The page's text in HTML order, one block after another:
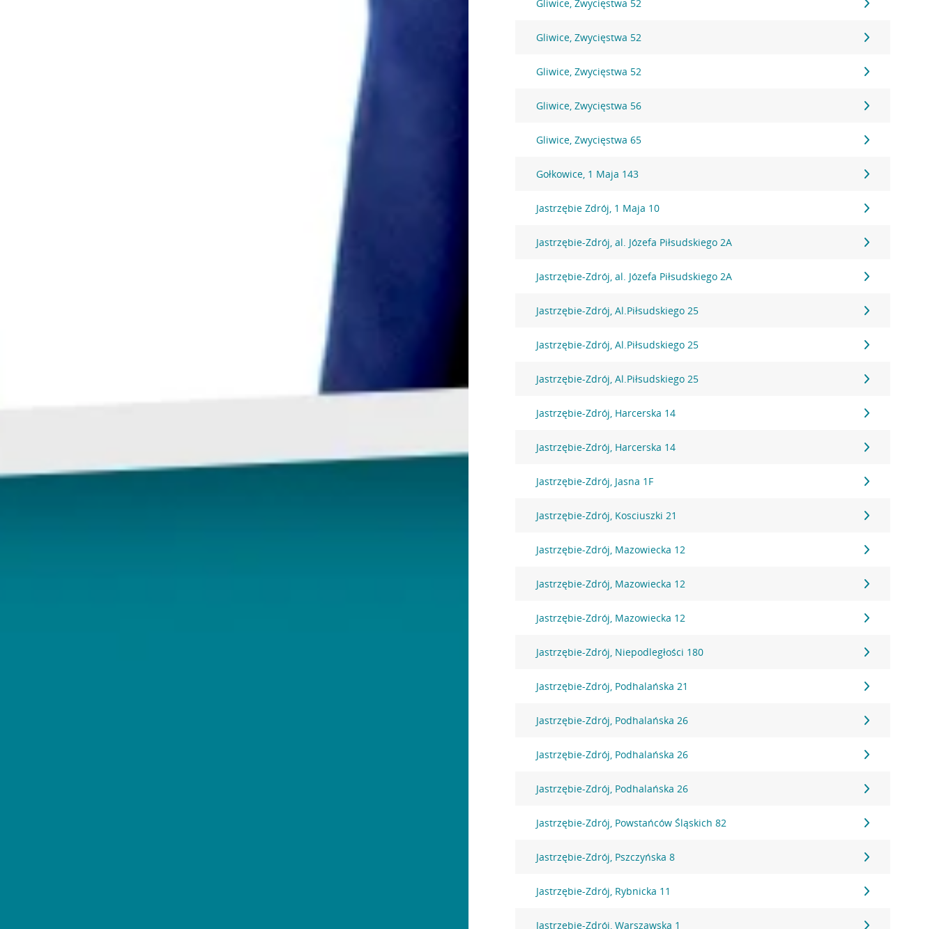
Gliwice, Zwycięstwa 52
Gliwice, Zwycięstwa 52
Gliwice, Zwycięstwa 52
Gliwice, Zwycięstwa 56
Gliwice, Zwycięstwa 65
Gołkowice, 1 Maja 143
Jastrzębie Zdrój, 1 Maja 10
Jastrzębie-Zdrój, al. Józefa Piłsudskiego 2A
Jastrzębie-Zdrój, al. Józefa Piłsudskiego 2A
Jastrzębie-Zdrój, Al.Piłsudskiego 25
Jastrzębie-Zdrój, Al.Piłsudskiego 25
Jastrzębie-Zdrój, Al.Piłsudskiego 25
Jastrzębie-Zdrój, Harcerska 14
Jastrzębie-Zdrój, Harcerska 14
Jastrzębie-Zdrój, Jasna 1F
Jastrzębie-Zdrój, Kosciuszki 21
Jastrzębie-Zdrój, Mazowiecka 12
Jastrzębie-Zdrój, Mazowiecka 12
Jastrzębie-Zdrój, Mazowiecka 12
Jastrzębie-Zdrój, Niepodległości 180
Jastrzębie-Zdrój, Podhalańska 21
Jastrzębie-Zdrój, Podhalańska 26
Jastrzębie-Zdrój, Podhalańska 26
Jastrzębie-Zdrój, Podhalańska 26
Jastrzębie-Zdrój, Powstańców Śląskich 82
Jastrzębie-Zdrój, Pszczyńska 8
Jastrzębie-Zdrój, Rybnicka 11
Jastrzębie-Zdrój, Warszawska 1